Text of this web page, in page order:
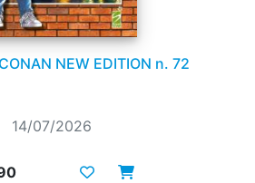
NEW EDITION n. 72
14/07/2026